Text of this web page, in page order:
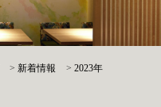
>新着情報 >2023年